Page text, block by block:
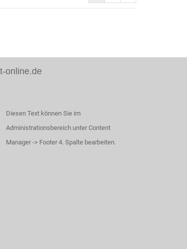
online.de
Diesen Text können Sie im
Administrationsbereich unter Content
Manager -> Footer 4. Spalte bearbeiten.